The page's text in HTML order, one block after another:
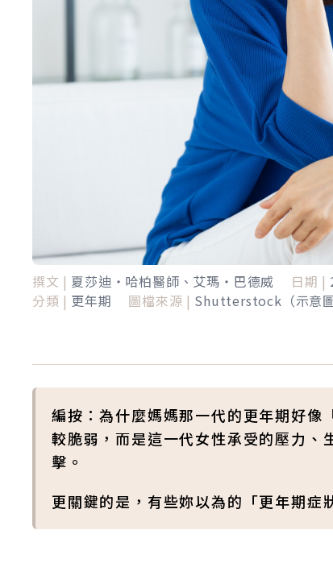
撰文 | 夏莎迪‧哈柏醫師、艾瑪‧巴德威 日期 |
分類 | 更年期 圖檔來源 | Shutterstock（示意圖
編按：為什麼媽媽那一代的更年期好像
較脆弱，而是這一代女性承受的壓力、
擊。
更關鍵的是，有些妳以為的「更年期症